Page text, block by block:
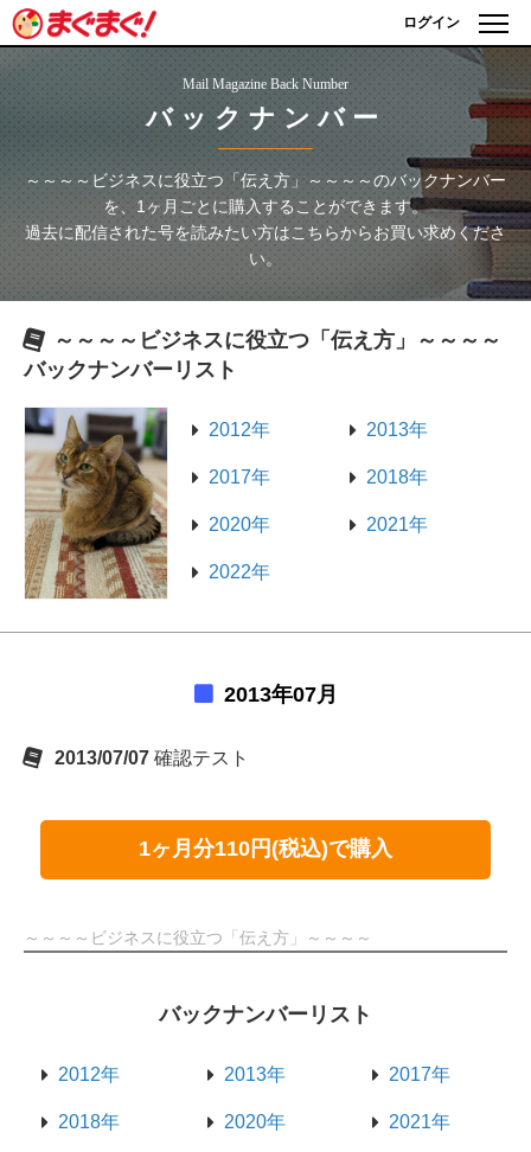
ログイン
Mail Magazine Back Number
バックナンバー
～～～～ビジネスに役立つ「伝え方」～～～～のバックナンバー
を、1ヶ月ごとに購入することができます。
過去に配信された号を読みたい方はこちらからお買い求めくださ
い。
～～～～ビジネスに役立つ「伝え方」～～～～
バックナンバーリスト
2012年 2013年
2017年 2018年
2020年 2021年
2022年
2013年07月
2013/07/07 確認テスト
1ヶ月分110円(税込)で購入
～～～～ビジネスに役立つ「伝え方」～～～～
バックナンバーリスト
2012年 2013年 2017年
2018年 2020年 2021年